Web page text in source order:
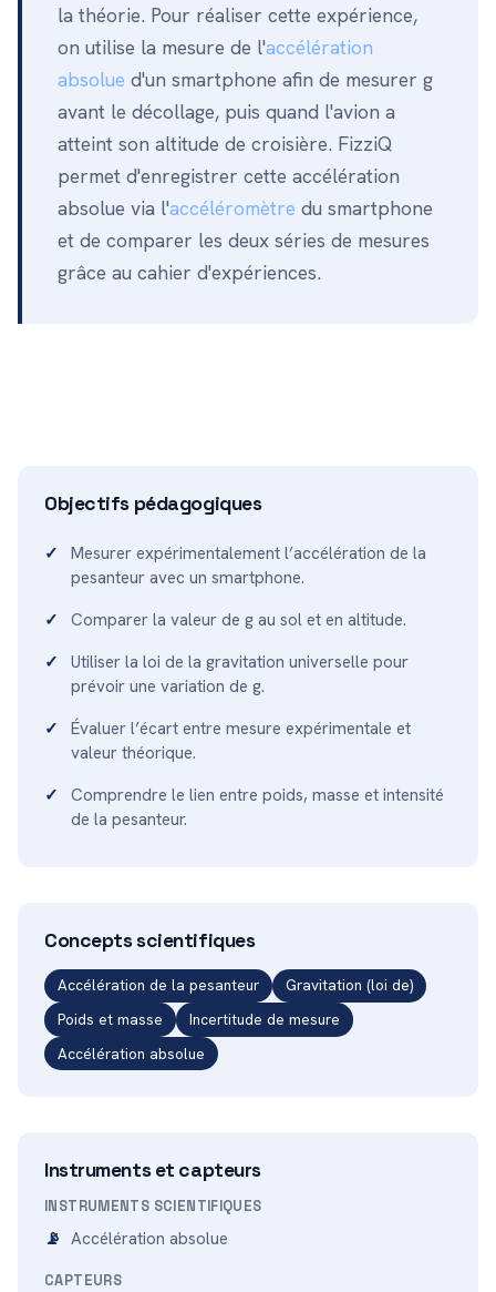
la théorie. Pour réaliser cette expérience,
on utilise la mesure de l'accélération
absolue d'un smartphone afin de mesurer g
avant le décollage, puis quand l'avion a
atteint son altitude de croisière. FizziQ
permet d'enregistrer cette accélération
absolue via l'accéléromètre du smartphone
et de comparer les deux séries de mesures
grâce au cahier d'expériences.
Objectifs pédagogiques
Mesurer expérimentalement l’accélération de la
pesanteur avec un smartphone.
Comparer la valeur de g au sol et en altitude.
Utiliser la loi de la gravitation universelle pour
prévoir une variation de g.
Évaluer l’écart entre mesure expérimentale et
valeur théorique.
Comprendre le lien entre poids, masse et intensité
de la pesanteur.
Concepts scientifiques
Accélération de la pesanteur
Gravitation (loi de)
Poids et masse
Incertitude de mesure
Accélération absolue
Instruments et capteurs
INSTRUMENTS SCIENTIFIQUES
Accélération absolue
CAPTEURS